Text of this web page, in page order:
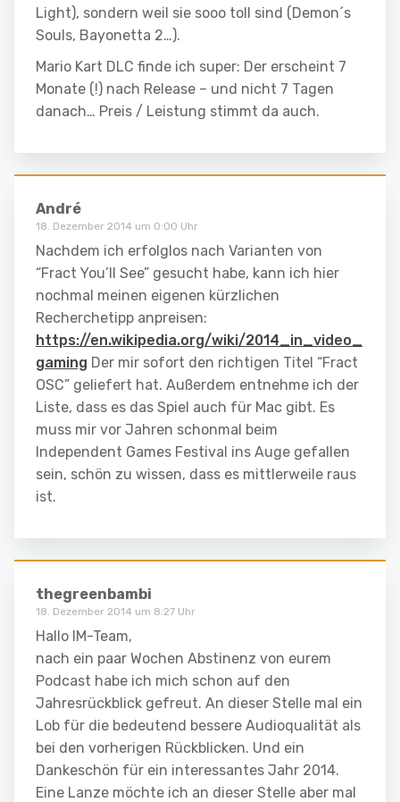
Light), sondern weil sie sooo toll sind (Demon´s
Souls, Bayonetta 2…).
Mario Kart DLC finde ich super: Der erscheint 7
Monate (!) nach Release – und nicht 7 Tagen
danach… Preis / Leistung stimmt da auch.
André
18. Dezember 2014 um 0:00 Uhr
Nachdem ich erfolglos nach Varianten von
“Fract You’ll See” gesucht habe, kann ich hier
nochmal meinen eigenen kürzlichen
Recherchetipp anpreisen:
https://en.wikipedia.org/wiki/2014_in_video_
gaming Der mir sofort den richtigen Titel “Fract
OSC” geliefert hat. Außerdem entnehme ich der
Liste, dass es das Spiel auch für Mac gibt. Es
muss mir vor Jahren schonmal beim
Independent Games Festival ins Auge gefallen
sein, schön zu wissen, dass es mittlerweile raus
ist.
thegreenbambi
18. Dezember 2014 um 8:27 Uhr
Hallo IM-Team,
nach ein paar Wochen Abstinenz von eurem
Podcast habe ich mich schon auf den
Jahresrückblick gefreut. An dieser Stelle mal ein
Lob für die bedeutend bessere Audioqualität als
bei den vorherigen Rückblicken. Und ein
Dankeschön für ein interessantes Jahr 2014.
Eine Lanze möchte ich an dieser Stelle aber mal